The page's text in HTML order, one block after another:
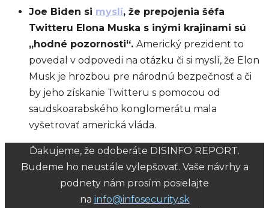
Joe Biden si myslí, že prepojenia šéfa
Twitteru Elona Muska s inými krajinami sú
„hodné pozornosti“. Americký prezident to
povedal v odpovedi na otázku či si myslí, že Elon
Musk je hrozbou pre národnú bezpečnosť a či
by jeho získanie Twitteru s pomocou od
saudskoarabského konglomerátu mala
vyšetrovať americká vláda.
Ďakujeme, že odoberáte DISINFO REPORT.
Budeme ho neustále vylepšovať. Vaše návrhy a
podnety nám prosím posielajte
na info@infosecurity.sk